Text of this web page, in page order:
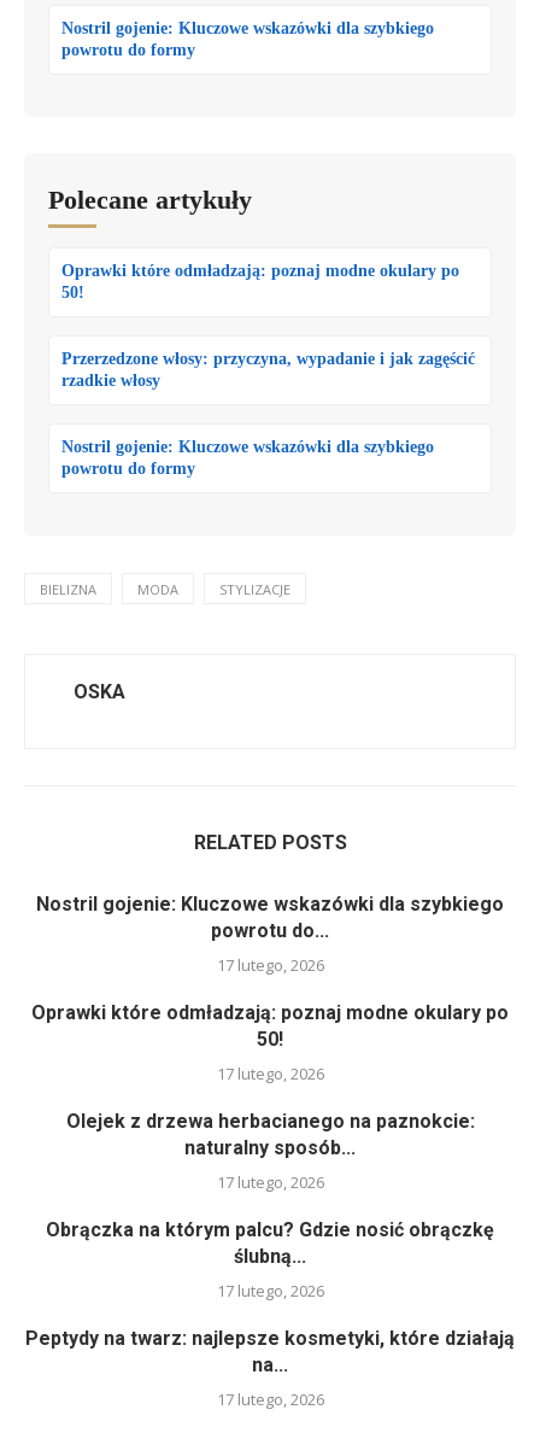
Nostril gojenie: Kluczowe wskazówki dla szybkiego
powrotu do formy
Polecane artykuły
Oprawki które odmładzają: poznaj modne okulary po
50!
Przerzedzone włosy: przyczyna, wypadanie i jak zagęścić
rzadkie włosy
Nostril gojenie: Kluczowe wskazówki dla szybkiego
powrotu do formy
BIELIZNA MODA STYLIZACJE
OSKA
RELATED POSTS
Nostril gojenie: Kluczowe wskazówki dla szybkiego
powrotu do...
17 lutego, 2026
Oprawki które odmładzają: poznaj modne okulary po
50!
17 lutego, 2026
Olejek z drzewa herbacianego na paznokcie:
naturalny sposób...
17 lutego, 2026
Obrączka na którym palcu? Gdzie nosić obrączkę
ślubną...
17 lutego, 2026
Peptydy na twarz: najlepsze kosmetyki, które działają
na...
17 lutego, 2026